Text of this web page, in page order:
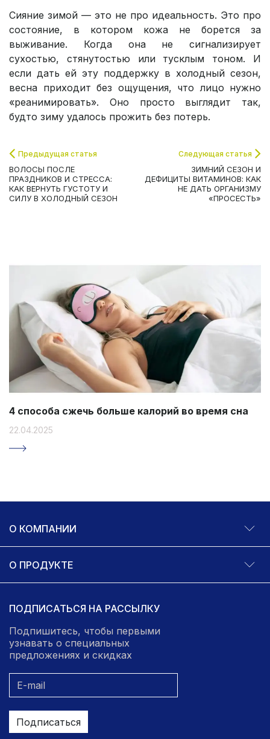
4 способа сжечь больше калорий во время сна
22.04.2025
Сияние зимой — это не про идеальность. Это про
состояние, в котором кожа не борется за
выживание. Когда она не сигнализирует
сухостью, стянутостью или тусклым тоном. И
если дать ей эту поддержку в холодный сезон,
весна приходит без ощущения, что лицо нужно
«реанимировать». Оно просто выглядит так,
будто зиму удалось прожить без потерь.
Предыдущая статья
ВОЛОСЫ ПОСЛЕ
ПРАЗДНИКОВ И СТРЕССА:
КАК ВЕРНУТЬ ГУСТОТУ И
СИЛУ В ХОЛОДНЫЙ СЕЗОН
Следующая статья
ЗИМНИЙ СЕЗОН И
ДЕФИЦИТЫ ВИТАМИНОВ: КАК
НЕ ДАТЬ ОРГАНИЗМУ
«ПРОСЕСТЬ»
О КОМПАНИИ
О ПРОДУКТЕ
ПОДПИСАТЬСЯ НА РАССЫЛКУ
Подпишитесь, чтобы первыми
узнавать о специальных
предложениях и скидках
Подписаться